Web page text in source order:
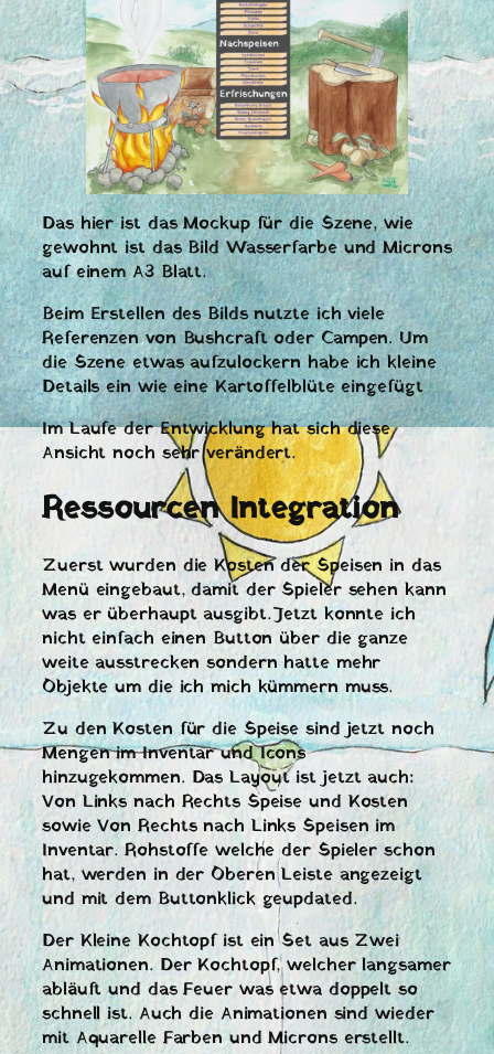
Das hier ist das Mockup für die Szene, wie
gewohnt ist das Bild Wasserfarbe und Microns
auf einem A3 Blatt.
Beim Erstellen des Bilds nutzte ich viele
Referenzen von Bushcraft oder Campen. Um
die Szene etwas aufzulockern habe ich kleine
Details ein wie eine Kartoffelblüte eingefügt
Im Laufe der Entwicklung hat sich diese
Ansicht noch sehr verändert.
Ressourcen Integration
Zuerst wurden die Kosten der Speisen in das
Menü eingebaut, damit der Spieler sehen kann
was er überhaupt ausgibt. Jetzt konnte ich
nicht einfach einen Button über die ganze
weite ausstrecken sondern hatte mehr
Objekte um die ich mich kümmern muss.
Zu den Kosten für die Speise sind jetzt noch
Mengen im Inventar und Icons
hinzugekommen. Das Layout ist jetzt auch:
Von Links nach Rechts Speise und Kosten
sowie Von Rechts nach Links Speisen im
Inventar. Rohstoffe welche der Spieler schon
hat, werden in der Oberen Leiste angezeigt
und mit dem Buttonklick geupdated.
Der Kleine Kochtopf ist ein Set aus Zwei
Animationen. Der Kochtopf, welcher langsamer
abläuft und das Feuer was etwa doppelt so
schnell ist. Auch die Animationen sind wieder
mit Aquarelle Farben und Microns erstellt.